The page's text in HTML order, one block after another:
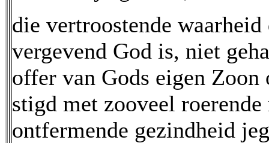
die vertroostende
vergevend God is, niet
offer van Gods eigen
stigd met zooveel
ontfermende gezindheid